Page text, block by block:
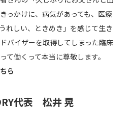
っかけに、病気があっても、医療
れしい、ときめき」を感じて生き
バイザーを取得してしまった臨床
て働くって本当に尊敬します。
ら
代表 松井 晃